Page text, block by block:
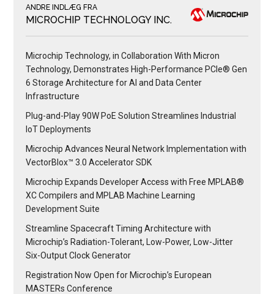
ANDRE INDLÆG FRA
MICROCHIP TECHNOLOGY INC.
Microchip Technology, in Collaboration With Micron
Technology, Demonstrates High-Performance PCIe® Gen
6 Storage Architecture for AI and Data Center
Infrastructure
Plug-and-Play 90W PoE Solution Streamlines Industrial
IoT Deployments
Microchip Advances Neural Network Implementation with
VectorBlox™ 3.0 Accelerator SDK
Microchip Expands Developer Access with Free MPLAB®
XC Compilers and MPLAB Machine Learning
Development Suite
Streamline Spacecraft Timing Architecture with
Microchip’s Radiation-Tolerant, Low-Power, Low-Jitter
Six-Output Clock Generator
Registration Now Open for Microchip’s European
MASTERs Conference